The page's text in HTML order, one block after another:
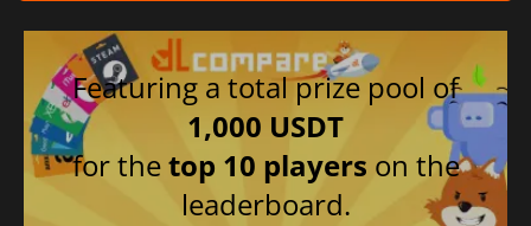
Featuring a total prize pool of
1,000 USDT
for thetop 10 players on the
leaderboard.